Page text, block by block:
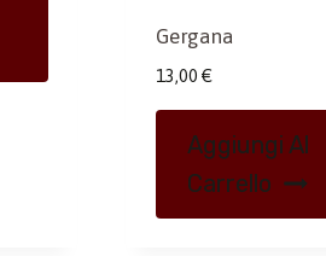
Gergana
13,00 €
Aggiungi Al
Carrello